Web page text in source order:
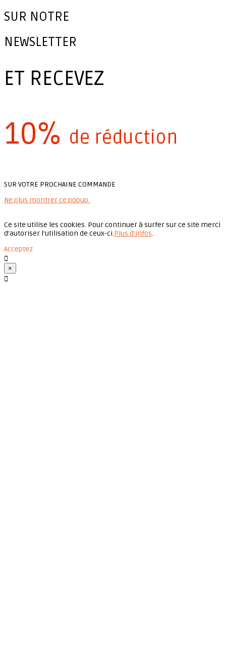
SUR NOTRE
NEWSLETTER
ET RECEVEZ
10% de réduction
SUR VOTRE PROCHAINE COMMANDE
Ne plus montrer ce popup.
Ce site utilise les cookies. Pour continuer à surfer sur ce site merci
d'autoriser l'utilisation de ceux-ci.Plus d'infos.
Acceptez

×
